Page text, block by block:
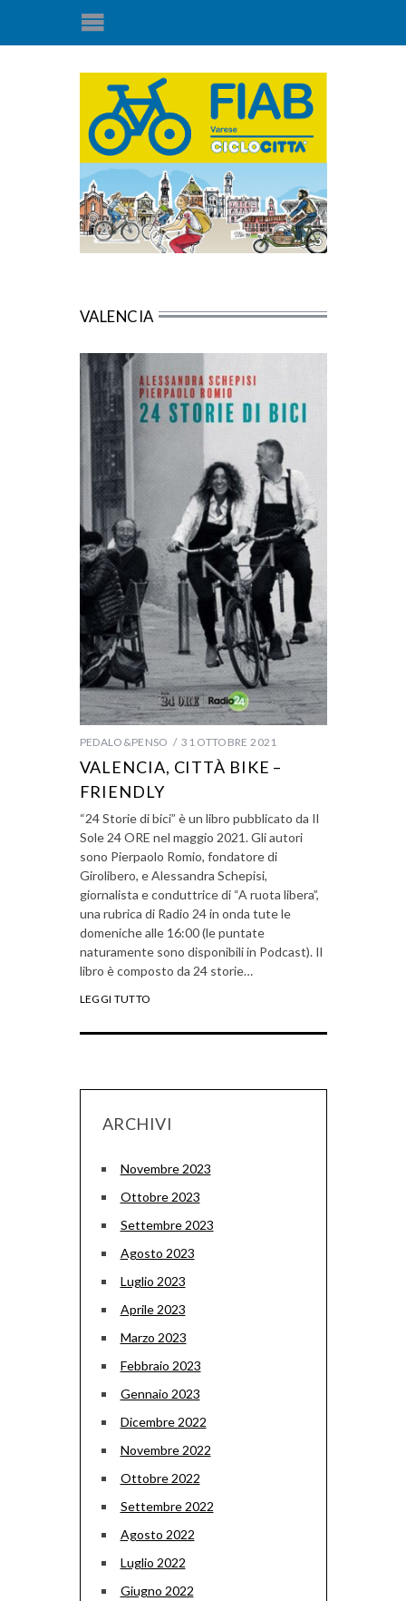
VALENCIA
PEDALO&PENSO 31 OTTOBRE 2021
VALENCIA, CITTÀ BIKE –
FRIENDLY
“24 Storie di bici” è un libro pubblicato da Il
Sole 24 ORE nel maggio 2021. Gli autori
sono Pierpaolo Romio, fondatore di
Girolibero, e Alessandra Schepisi,
giornalista e conduttrice di “A ruota libera”,
una rubrica di Radio 24 in onda tute le
domeniche alle 16:00 (le puntate
naturamente sono disponibili in Podcast). Il
libro è composto da 24 storie…
LEGGI TUTTO
ARCHIVI
Novembre 2023
Ottobre 2023
Settembre 2023
Agosto 2023
Luglio 2023
Aprile 2023
Marzo 2023
Febbraio 2023
Gennaio 2023
Dicembre 2022
Novembre 2022
Ottobre 2022
Settembre 2022
Agosto 2022
Luglio 2022
Giugno 2022